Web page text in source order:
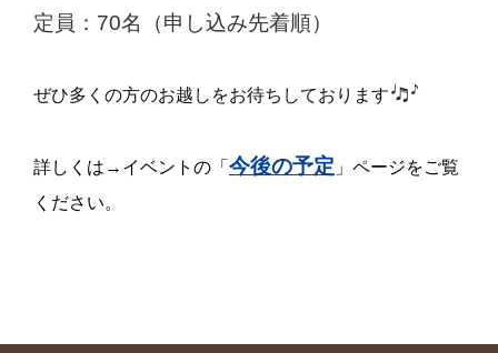
定員：70名（申し込み先着順）
ぜひ多くの方のお越しをお待ちしております
詳しくは→イベントの「 今後の予定 」ページをご覧
ください。